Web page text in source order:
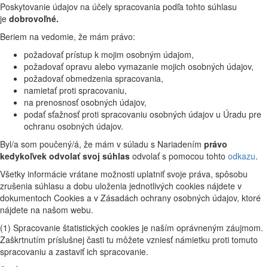
Poskytovanie údajov na účely spracovania podľa tohto súhlasu
je dobrovoľné.
Beriem na vedomie, že mám právo:
požadovať prístup k mojim osobným údajom,
požadovať opravu alebo vymazanie mojich osobných údajov,
požadovať obmedzenia spracovania,
namietať proti spracovaniu,
na prenosnosť osobných údajov,
podať sťažnosť proti spracovaniu osobných údajov u Úradu pre
ochranu osobných údajov.
Byl/a som poučený/á, že mám v súladu s Nariadením právo
kedykoľvek odvolať svoj súhlas odvolať s pomocou tohto odkazu.
Všetky informácie vrátane možnosti uplatniť svoje práva, spôsobu
zrušenia súhlasu a dobu uloženia jednotlivých cookies nájdete v
dokumentoch Cookies a v Zásadách ochrany osobných údajov, ktoré
nájdete na našom webu.
(1) Spracovanie štatistických cookies je naším oprávneným záujmom.
Zaškrtnutím príslušnej časti tu môžete vzniesť námietku proti tomuto
spracovaniu a zastaviť ich spracovanie.